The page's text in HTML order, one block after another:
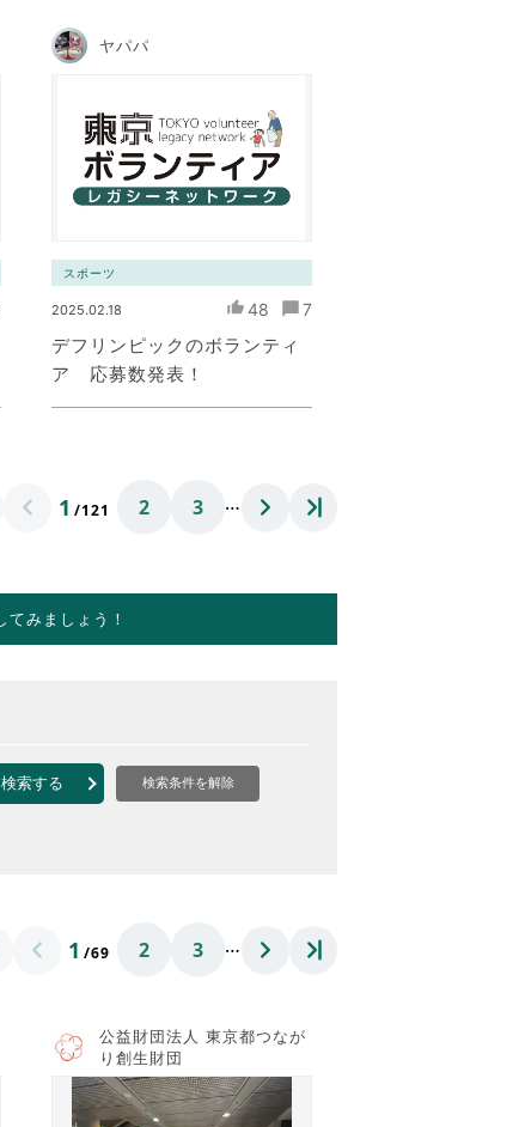
ヤパパ
スポーツ
2025.02.18 48 7
デフリンピックのボランティ
ア 応募数発表！
1 /121 2 3 …
みましょう！
検索する 検索条件を解除
1 /69 2 3 …
公益財団法人 東京都つなが
り創生財団